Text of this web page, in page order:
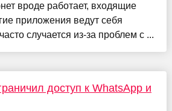
вроде работает, входящие
приложения ведут себя
случается из-за проблем с ...
доступ к WhatsApp и